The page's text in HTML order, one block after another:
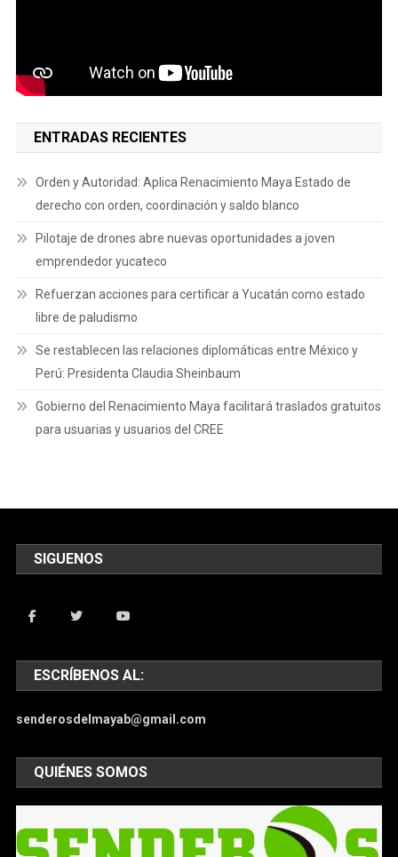
ENTRADAS RECIENTES
Orden y Autoridad: Aplica Renacimiento Maya Estado de
derecho con orden, coordinación y saldo blanco
Pilotaje de drones abre nuevas oportunidades a joven
emprendedor yucateco
Refuerzan acciones para certificar a Yucatán como estado
libre de paludismo
Se restablecen las relaciones diplomáticas entre México y
Perú: Presidenta Claudia Sheinbaum
Gobierno del Renacimiento Maya facilitará traslados gratuitos
para usuarias y usuarios del CREE
SIGUENOS
ESCRÍBENOS AL:
senderosdelmayab@gmail.com
QUIÉNES SOMOS